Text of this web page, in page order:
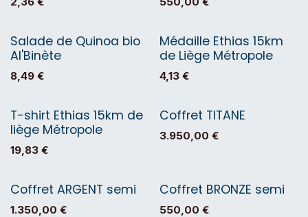
Salade de Quinoa bio
Al'Binète
8,49 €
Médaille Ethias 15km
de Liège Métropole
4,13€
T-shirt Ethias 15km de
liège Métropole
19,83 €
Coffret TITANE
3.950,00 €
Coffret ARGENT semi
1.350,00 €
Coffret BRONZE semi
550,00 €